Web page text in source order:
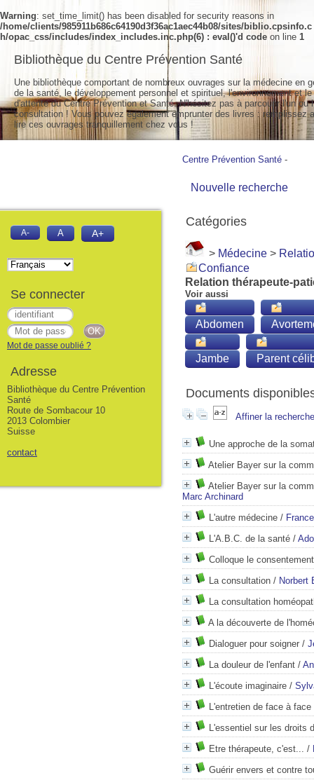
Warning: set_time_limit() has been disabled for security reasons in
/home/clients/985911b686c64190d3f36ac1aec44b08/sites/biblio.cpsinfo.c
h/opac_css/includes/index_includes.inc.php(6) : eval()'d code on line 1
Centre Prévention Santé -
Nouvelle recherche
Catégories
> Médecine >
Confiance
Relation thérapeute-
Voir aussi
Abdomen
Jambe Parent
Documents
Affiner la recherche
Une approche de la
Atelier Bayer sur la
Atelier Bayer sur la
Marc Archinard
L'autre médecine /
L'A.B.C. de la santé /
Colloque le
La consultation / Norbert
La consultation
A la découverte de
Dialoguer pour soigner /
La douleur de l'enfant /
L'écoute imaginaire /
L'entretien de face à
L'essentiel sur les droits
Etre thérapeute, c'est... /
Guérir envers et contre
Bibliothèque du Centre Prévention Santé
Une bibliothèque comportant de nombreux ouvrages sur la médecine en
de la santé, le développement personnel et spirituel, l'environnement et
d'attente du Centre Prévention et Santé. N'hésitez pas à parcourir l'un
consultation ! Vous pouvez également emprunter des livres : remplissez
lire ces ouvrages tranquillement chez vous !
A- A A+
Se connecter
Mot de passe oublié ?
Adresse
Bibliothèque du Centre Prévention
Santé
Route de Sombacour 10
2013 Colombier
Suisse
contact